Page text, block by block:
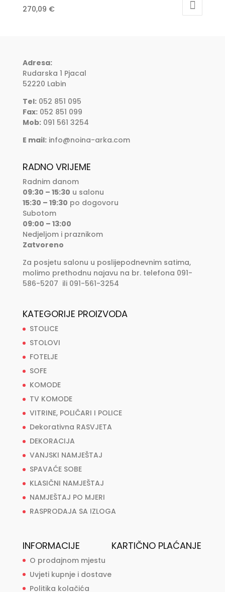
270,09 €
Adresa:
Rudarska 1 Pjacal
52220 Labin
Tel:052 851 095
Fax:052 851 099
Mob:091 561 3254
E mail: info@noina-arka.com
RADNO VRIJEME
Radnim danom
09:30 – 15:30 u salonu
15:30 – 19:30 po dogovoru
Subotom
09:00 – 13:00
Nedjeljom i praznikom
Zatvoreno
Za posjetu salonu u poslijepodnevnim satima,
molimo prethodnu najavu na br. telefona 091-
586-5207 ili 091-561-3254
KATEGORIJE PROIZVODA
STOLICE
STOLOVI
FOTELJE
SOFE
KOMODE
TV KOMODE
VITRINE, POLIČARI I POLICE
Dekorativna RASVJETA
DEKORACIJA
VANJSKI NAMJEŠTAJ
SPAVAĆE SOBE
KLASIČNI NAMJEŠTAJ
NAMJEŠTAJ PO MJERI
RASPRODAJA SA IZLOGA
INFORMACIJE
O prodajnom mjestu
Uvjeti kupnje i dostave
Politika kolačića
KARTIČNO PLAĆANJE